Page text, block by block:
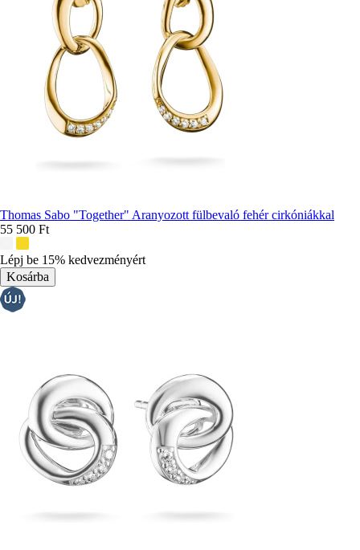
Thomas Sabo "Together" Aranyozott fülbevaló fehér cirkóniákkal
55 500 Ft
színek:
Lépj be 15% kedvezményért